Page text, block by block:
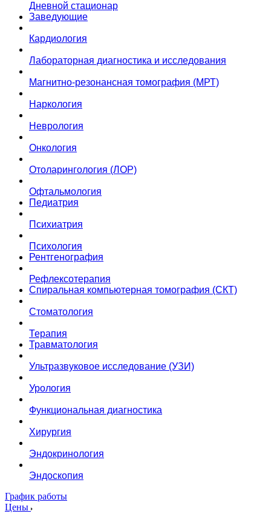
Дневной стационар
Заведующие
Кардиология
Лабораторная диагностика и исследования
Магнитно-резонансная томография (МРТ)
Наркология
Неврология
Онкология
Отоларингология (ЛОР)
Офтальмология
Педиатрия
Психиатрия
Психология
Рентгенография
Рефлексотерапия
Спиральная компьютерная томография (СКТ)
Стоматология
Терапия
Травматология
Ультразвуковое исследование (УЗИ)
Урология
Функциональная диагностика
Хирургия
Эндокринология
Эндоскопия
График работы
Цены